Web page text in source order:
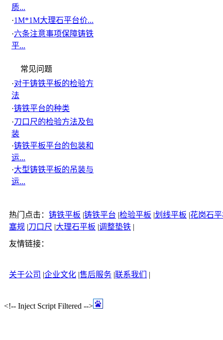
质...
·1M*1M大理石平台价...
·六条注意事项保障铸铁
平...
常见问题
·对于铸铁平板的检验方
法
·铸铁平台的种类
·刀口尺的检验方法及包
装
·铸铁平板平台的包装和
运...
·大型铸铁平板的吊装与
运...
热门点击： 铸铁平板 |铸铁平台 |检验平板 |划线平板 |花岗石
塞规 |刀口尺 |大理石平板 |调整垫铁 |
友情链接：
关于公司 |企业文化 |售后服务 |联系我们 |
<!-- Inject Script Filtered -->